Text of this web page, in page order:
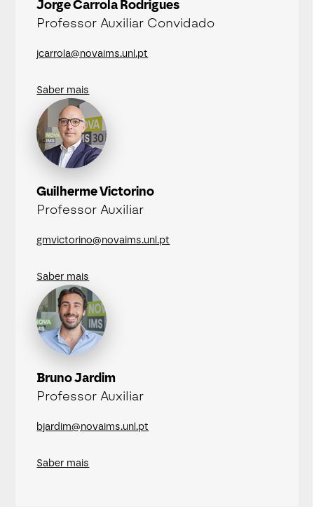
Jorge Carrola Rodrigues
Professor Auxiliar Convidado
jcarrola@novaims.unl.pt
Saber mais
Guilherme Victorino
Professor Auxiliar
gmvictorino@novaims.unl.pt
Saber mais
Bruno Jardim
Professor Auxiliar
bjardim@novaims.unl.pt
Saber mais